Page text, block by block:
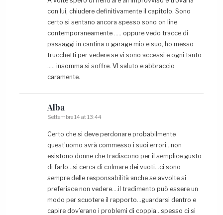
con lui, chiudere definitivamente il capitolo. Sono
certo si sentano ancora spesso sono on line
contemporaneamente ….. oppure vedo tracce di
passaggi in cantina o garage mio e suo, ho messo
trucchetti per vedere se vi sono accessi e ogni tanto
….. insomma si soffre. VI saluto e abbraccio
caramente.
Alba
Settembre 14 at 13:44
Certo che si deve perdonare probabilmente
quest’uomo avrà commesso i suoi errori…non
esistono donne che tradiscono per il semplice gusto
di farlo…si cerca di colmare dei vuoti…ci sono
sempre delle responsabilità anche se avvolte si
preferisce non vedere….il tradimento può essere un
modo per scuotere il rapporto…guardarsi dentro e
capire dov’erano i problemi di coppia…spesso ci si